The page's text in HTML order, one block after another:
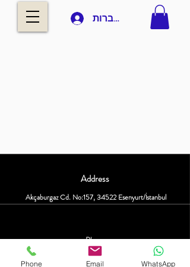
להתחברות
Address
Akçaburgaz Cd. No:157, 34522 Esenyurt/İstanbul
Phone
+90 535 8265540
Phone Email WhatsApp